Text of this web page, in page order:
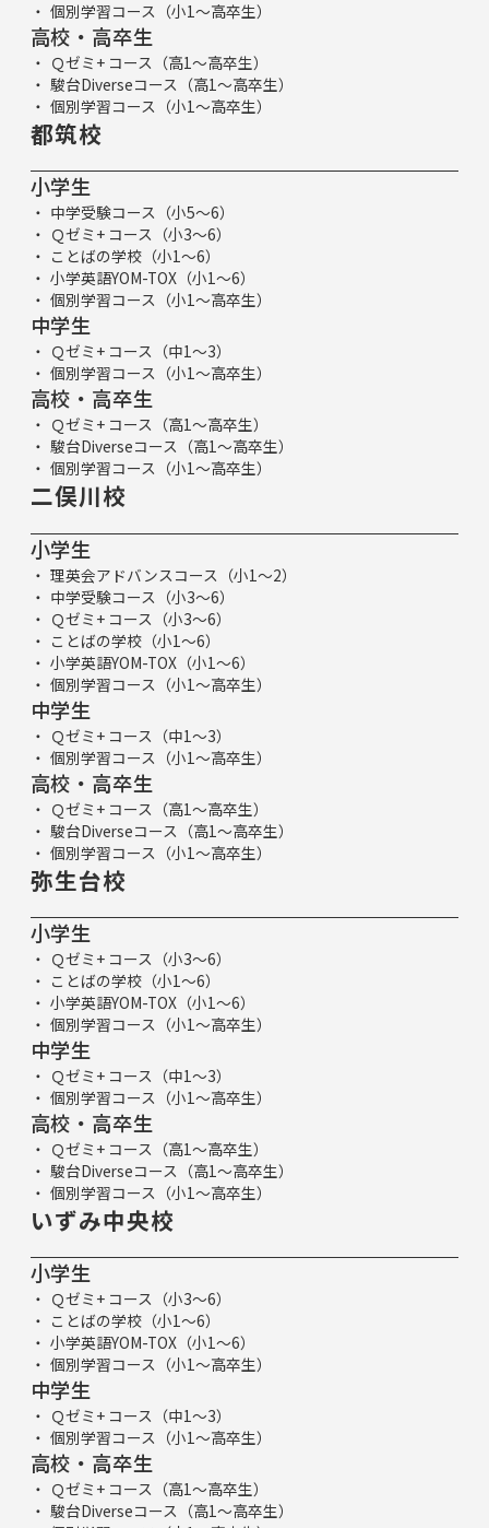
個別学習コース（小1～高卒生）
高校・高卒生
Ｑゼミ+ コース（高1～高卒生）
駿台Diverseコース（高1～高卒生）
個別学習コース（小1～高卒生）
都筑校
小学生
中学受験コース（小5～6）
Ｑゼミ+ コース（小3～6）
ことばの学校（小1～6）
小学英語YOM-TOX（小1～6）
個別学習コース（小1～高卒生）
中学生
Ｑゼミ+ コース（中1～3）
個別学習コース（小1～高卒生）
高校・高卒生
Ｑゼミ+ コース（高1～高卒生）
駿台Diverseコース（高1～高卒生）
個別学習コース（小1～高卒生）
二俣川校
小学生
理英会アドバンスコース（小1～2）
中学受験コース（小3～6）
Ｑゼミ+ コース（小3～6）
ことばの学校（小1～6）
小学英語YOM-TOX（小1～6）
個別学習コース（小1～高卒生）
中学生
Ｑゼミ+ コース（中1～3）
個別学習コース（小1～高卒生）
高校・高卒生
Ｑゼミ+ コース（高1～高卒生）
駿台Diverseコース（高1～高卒生）
個別学習コース（小1～高卒生）
弥生台校
小学生
Ｑゼミ+ コース（小3～6）
ことばの学校（小1～6）
小学英語YOM-TOX（小1～6）
個別学習コース（小1～高卒生）
中学生
Ｑゼミ+ コース（中1～3）
個別学習コース（小1～高卒生）
高校・高卒生
Ｑゼミ+ コース（高1～高卒生）
駿台Diverseコース（高1～高卒生）
個別学習コース（小1～高卒生）
いずみ中央校
小学生
Ｑゼミ+ コース（小3～6）
ことばの学校（小1～6）
小学英語YOM-TOX（小1～6）
個別学習コース（小1～高卒生）
中学生
Ｑゼミ+ コース（中1～3）
個別学習コース（小1～高卒生）
高校・高卒生
Ｑゼミ+ コース（高1～高卒生）
駿台Diverseコース（高1～高卒生）